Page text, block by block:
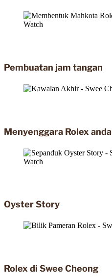
Pembuatan jam tangan
Menyenggara Rolex anda
Oyster Story
Rolex di Swee Cheong